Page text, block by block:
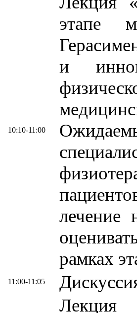
10:10-11:00
этапе
и
лечение
рамках
11:00-11:05
Лекция